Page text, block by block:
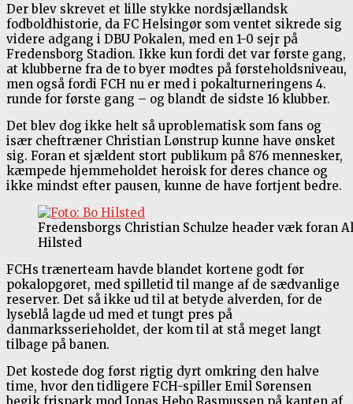
Der blev skrevet et lille stykke nordsjællandsk
fodboldhistorie, da FC Helsingør som ventet sikrede sig
videre adgang i DBU Pokalen, med en 1-0 sejr på
Fredensborg Stadion. Ikke kun fordi det var første gang,
at klubberne fra de to byer mødtes på førsteholdsniveau,
men også fordi FCH nu er med i pokalturneringens 4.
runde for første gang – og blandt de sidste 16 klubber.
Det blev dog ikke helt så uproblematisk som fans og
især cheftræner Christian Lønstrup kunne have ønsket
sig. Foran et sjældent stort publikum på 876 mennesker,
kæmpede hjemmeholdet heroisk for deres chance og
ikke mindst efter pausen, kunne de have fortjent bedre.
Fredensborgs Christian Schulze header væk foran
Hilsted
FCHs trænerteam havde blandet kortene godt før
pokalopgøret, med spilletid til mange af de sædvanlige
reserver. Det så ikke ud til at betyde alverden, for de
lyseblå lagde ud med et tungt pres på
danmarksserieholdet, der kom til at stå meget langt
tilbage på banen.
Det kostede dog først rigtig dyrt omkring den halve
time, hvor den tidligere FCH-spiller Emil Sørensen